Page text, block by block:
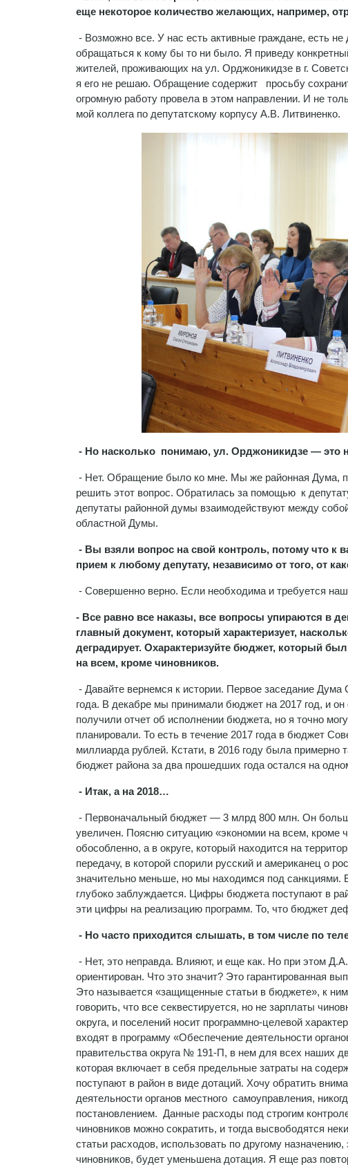
еще некоторое количество желающих, например,
- Возможно все. У нас есть активные граждане, есть
обращаться к кому бы то ни было. Я приведу
жителей, проживающих на ул. Орджоникидзе в г.
я его не решаю. Обращение содержит просьбу
огромную работу провела в этом направлении. И не
мой коллега по депутатскому корпусу А.В. Литвиненко.
- Но насколько понимаю, ул. Орджоникидзе — это
- Нет. Обращение было ко мне. Мы же районная Дума,
решить этот вопрос. Обратилась за помощью к
депутаты районной думы взаимодействуют между
областной Думы.
- Вы взяли вопрос на свой контроль, потому что к
прием к любому депутату, независимо от того, от
- Совершенно верно. Если необходима и требуется
- Все равно все наказы, все вопросы упираются в
главный документ, который характеризует,
деградирует. Охарактеризуйте бюджет, который
на всем, кроме чиновников.
- Давайте вернемся к истории. Первое заседание
года. В декабре мы принимали бюджет на 2017 год, и
получили отчет об исполнении бюджета, но я точно
планировали. То есть в течение 2017 года в бюджет
миллиарда рублей. Кстати, в 2016 году была
бюджет района за два прошедших года остался на
- Итак, а на 2018…
- Первоначальный бюджет — 3 млрд 800 млн. Он
увеличен. Поясню ситуацию «экономии на всем, кроме
обособленно, а в округе, который находится на
передачу, в которой спорили русский и американец о
значительно меньше, но мы находимся под санкциями.
глубоко заблуждается. Цифры бюджета поступают в
эти цифры на реализацию программ. То, что бюджет
- Но часто приходится слышать, в том числе по
- Нет, это неправда. Влияют, и еще как. Но при этом
ориентирован. Что это значит? Это гарантированная
Это называется «защищенные статьи в бюджете», к
говорить, что все секвестируется, но не зарплаты
округа, и поселений носит программно-целевой
входят в программу «Обеспечение деятельности
правительства округа № 191-П, в нем для всех наших
которая включает в себя предельные затраты на
поступают в район в виде дотаций. Хочу обратить
деятельности органов местного самоуправления,
постановлением. Данные расходы под строгим
чиновников можно сократить, и тогда высвободятся
статьи расходов, использовать по другому
чиновников, будет уменьшена дотация. Я еще раз